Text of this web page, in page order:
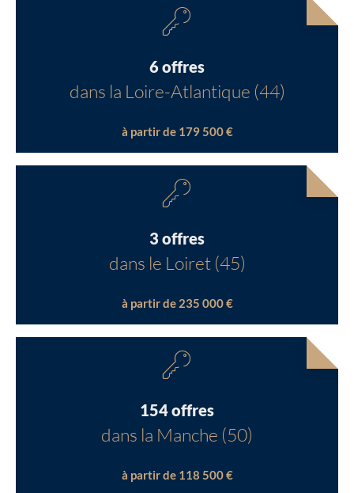
6 offres
dans la Loire-Atlantique (44)
à partir de 179 500 €
3 offres
dans le Loiret (45)
à partir de 235 000 €
154 offres
dans la Manche (50)
à partir de 118 500 €